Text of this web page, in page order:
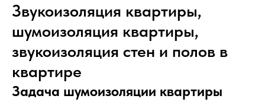
Звукоизоляция квартиры,
шумоизоляция квартиры,
звукоизоляция стен и полов в
квартире
Задача шумоизоляции квартиры